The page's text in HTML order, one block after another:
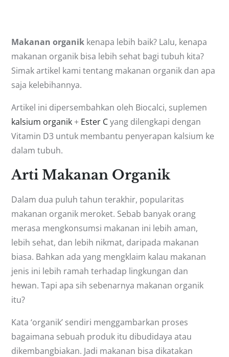
Makanan organik kenapa lebih baik? Lalu, kenapa
makanan organik bisa lebih sehat bagi tubuh kita?
Simak artikel kami tentang makanan organik dan apa
saja kelebihannya.
Artikel ini dipersembahkan oleh Biocalci, suplemen
kalsium organik+ Ester Cyang dilengkapi dengan
Vitamin D3 untuk membantu penyerapan kalsium ke
dalam tubuh.
Arti Makanan Organik
Dalam dua puluh tahun terakhir, popularitas
makanan organik meroket. Sebab banyak orang
merasa mengkonsumsi makanan ini lebih aman,
lebih sehat, dan lebih nikmat, daripada makanan
biasa. Bahkan ada yang mengklaim kalau makanan
jenis ini lebih ramah terhadap lingkungan dan
hewan. Tapi apa sih sebenarnya makanan organik
itu?
Kata ‘organik’ sendiri menggambarkan proses
bagaimana sebuah produk itu dibudidaya atau
dikembangbiakan. Jadi makanan bisa dikatakan